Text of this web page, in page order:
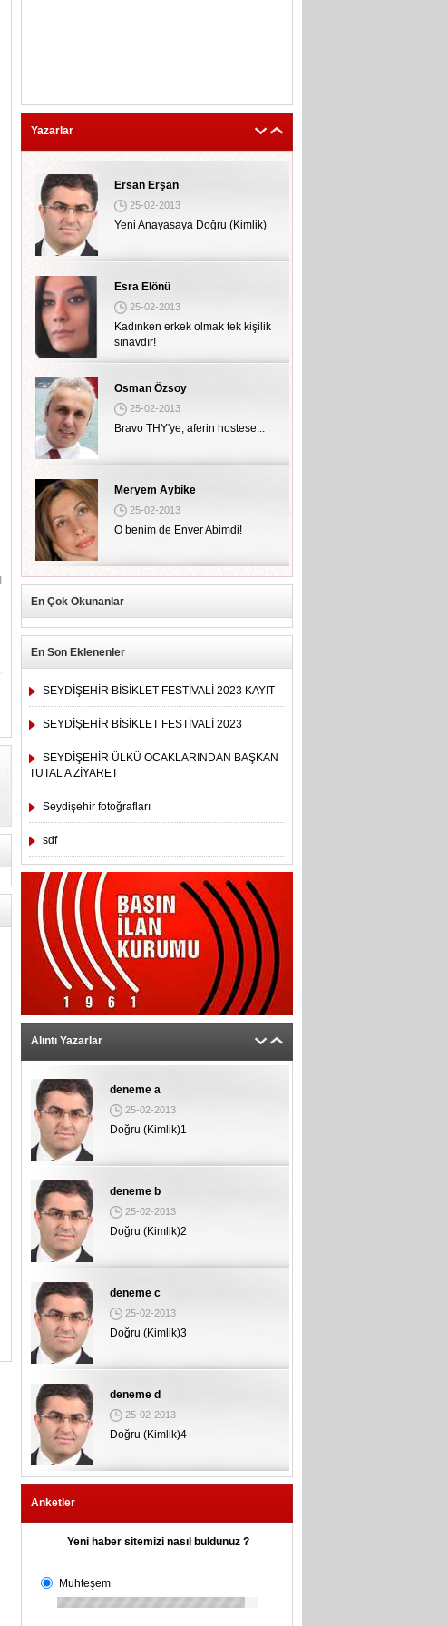
Yazarlar
25-02-2013
Esra Elönü
25-02-2013
Kadınken erkek olmak tek kişilik
Osman Özsoy
25-02-2013
Bravo THY'ye, aferin hostese...
Meryem Aybike
25-02-2013
O benim de Enver Abimdi!
Fatih Karakaya
25-02-2013
13 yaşında intihar da eder, hırsız da
En Çok Okunanlar
En Son Eklenenler
SEYDİŞEHİR BİSİKLET FESTİVALİ 2023 KAYIT
SEYDİŞEHİR BİSİKLET FESTİVALİ 2023
SEYDİŞEHİR ÜLKÜ OCAKLARINDAN BAŞKAN
TUTAL’A ZİYARET
Seydişehir fotoğrafları
sdf
Alıntı Yazarlar
deneme a
25-02-2013
deneme b
25-02-2013
Doğru (Kimlik)2
deneme c
25-02-2013
Doğru (Kimlik)3
deneme d
25-02-2013
Doğru (Kimlik)4
deneme e
25-02-2013
Haydi Marmarise
Anketler
Yeni haber sitemizi nasıl buldunuz ?
Muhteşem